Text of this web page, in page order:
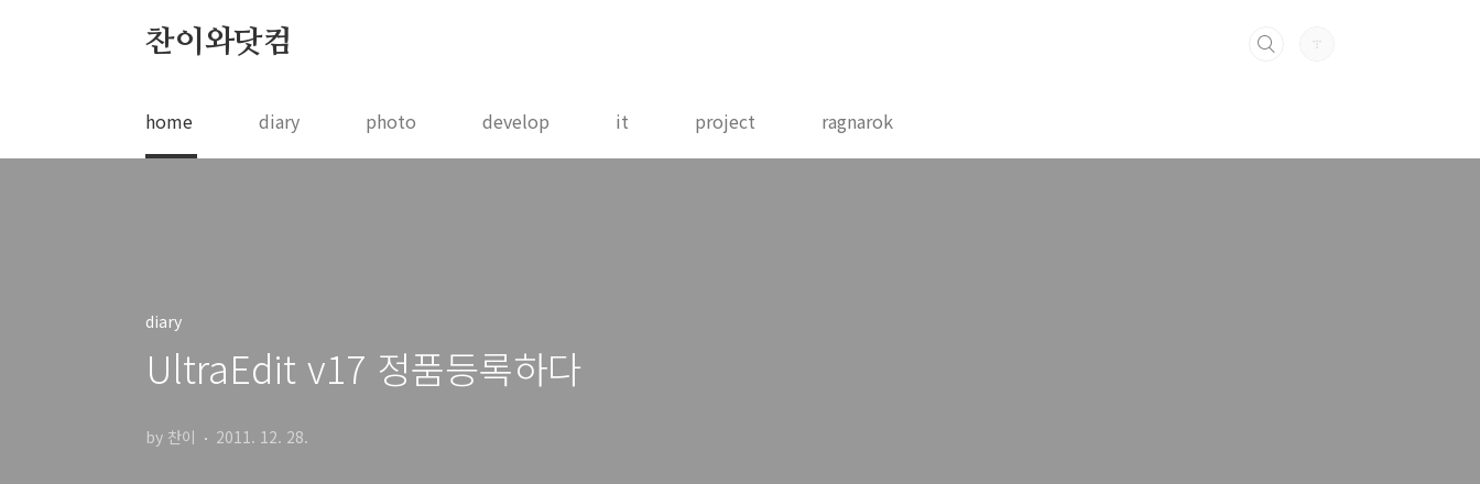
찬이와닷컴
home diary photo develop it project ragnarok
diary
UltraEdit v17 정품등록하다
by 찬이 2011. 12. 28.